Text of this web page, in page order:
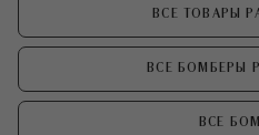
ВСЕ ТОВАРЫ
ВСЕ БОМБЕРЫ
ВСЕ